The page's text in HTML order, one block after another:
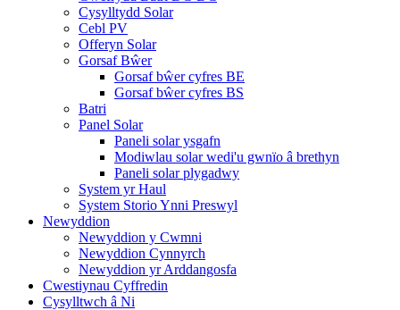
Cysylltydd Solar
Cebl PV
Offeryn Solar
Gorsaf Bŵer
Gorsaf bŵer cyfres BE
Gorsaf bŵer cyfres BS
Batri
Panel Solar
Paneli solar ysgafn
Modiwlau solar wedi'u gwnïo â brethyn
Paneli solar plygadwy
System yr Haul
System Storio Ynni Preswyl
Newyddion
Newyddion y Cwmni
Newyddion Cynnyrch
Newyddion yr Arddangosfa
Cwestiynau Cyffredin
Cysylltwch â Ni